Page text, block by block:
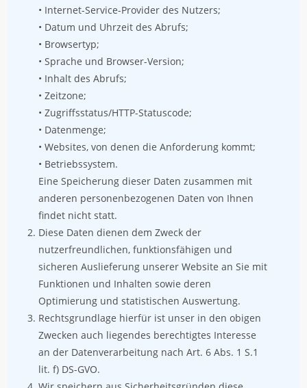
• Internet-Service-Provider des Nutzers;
• Datum und Uhrzeit des Abrufs;
• Browsertyp;
• Sprache und Browser-Version;
• Inhalt des Abrufs;
• Zeitzone;
• Zugriffsstatus/HTTP-Statuscode;
• Datenmenge;
• Websites, von denen die Anforderung kommt;
• Betriebssystem.
Eine Speicherung dieser Daten zusammen mit
anderen personenbezogenen Daten von Ihnen
findet nicht statt.
Diese Daten dienen dem Zweck der
nutzerfreundlichen, funktionsfähigen und
sicheren Auslieferung unserer Website an Sie mit
Funktionen und Inhalten sowie deren
Optimierung und statistischen Auswertung.
Rechtsgrundlage hierfür ist unser in den obigen
Zwecken auch liegendes berechtigtes Interesse
an der Datenverarbeitung nach Art. 6 Abs. 1 S.1
lit. f) DS-GVO.